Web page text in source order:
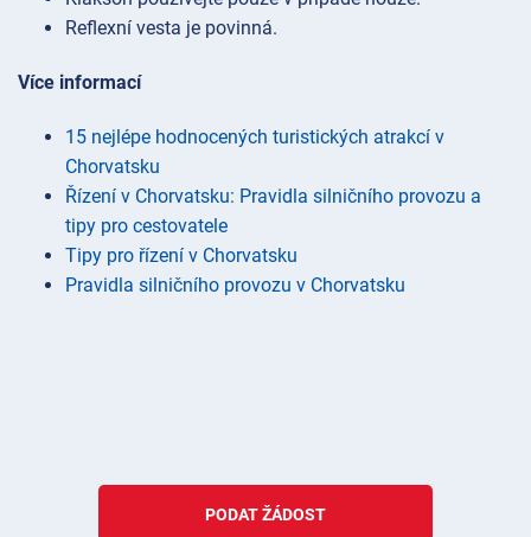
Reflexní vesta je povinná.
Více informací
15 nejlépe hodnocených turistických atrakcí v
Chorvatsku
Řízení v Chorvatsku: Pravidla silničního provozu a
tipy pro cestovatele
Tipy pro řízení v Chorvatsku
Pravidla silničního provozu v Chorvatsku
PODAT ŽÁDOST